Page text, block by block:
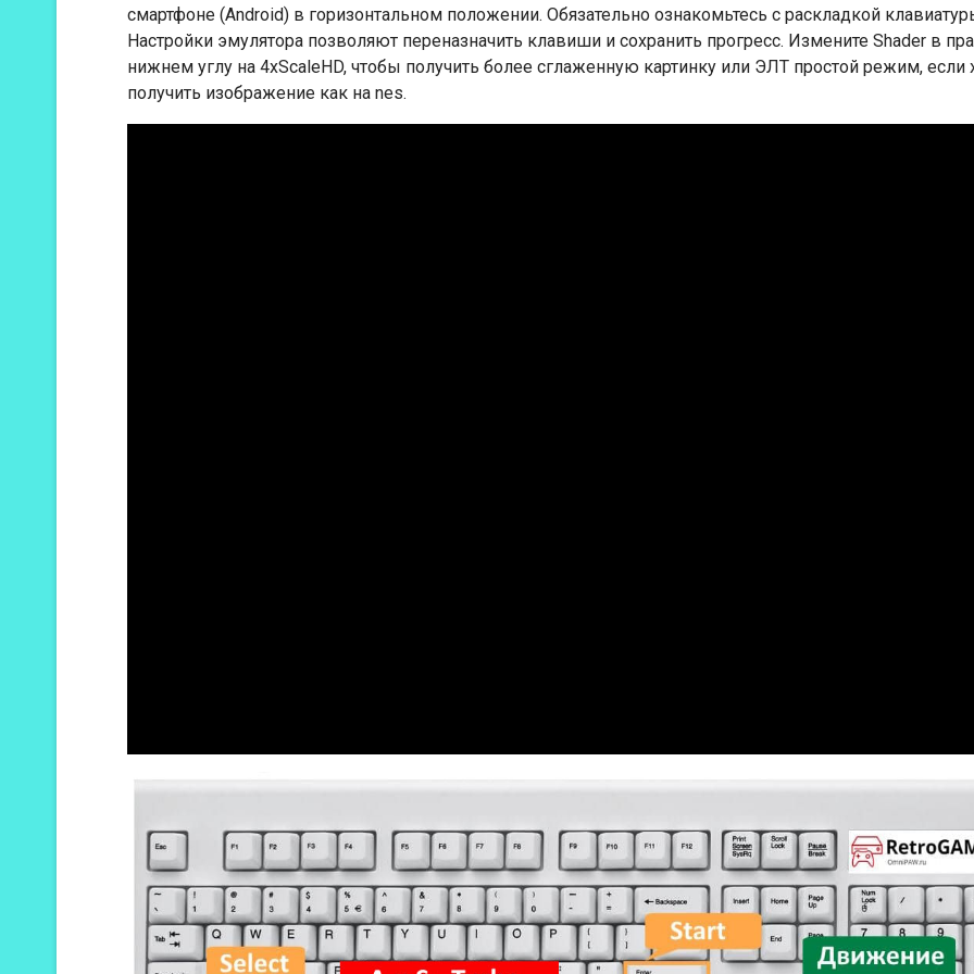
смартфоне (Android) в горизонтальном положении. Обязательно ознакомьтесь с раскладкой
Настройки эмулятора позволяют переназначить клавиши и сохранить прогресс. Измените Shader в
нижнем углу на 4xScaleHD, чтобы получить более сглаженную картинку или ЭЛТ простой режим, если
получить изображение как на nes.